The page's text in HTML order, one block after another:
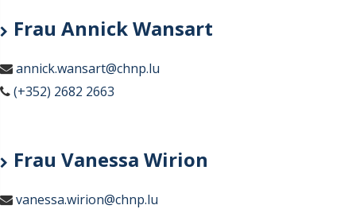
Frau Annick Wansart
annick.wansart@chnp.lu
(+352) 2682 2663
Frau Vanessa Wirion
vanessa.wirion@chnp.lu